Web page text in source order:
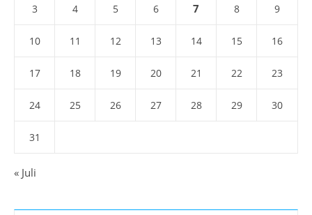
3 4 5 6 7 8 9
10 11 12 13 14 15 16
17 18 19 20 21 22 23
24 25 26 27 28 29 30
31
« Juli